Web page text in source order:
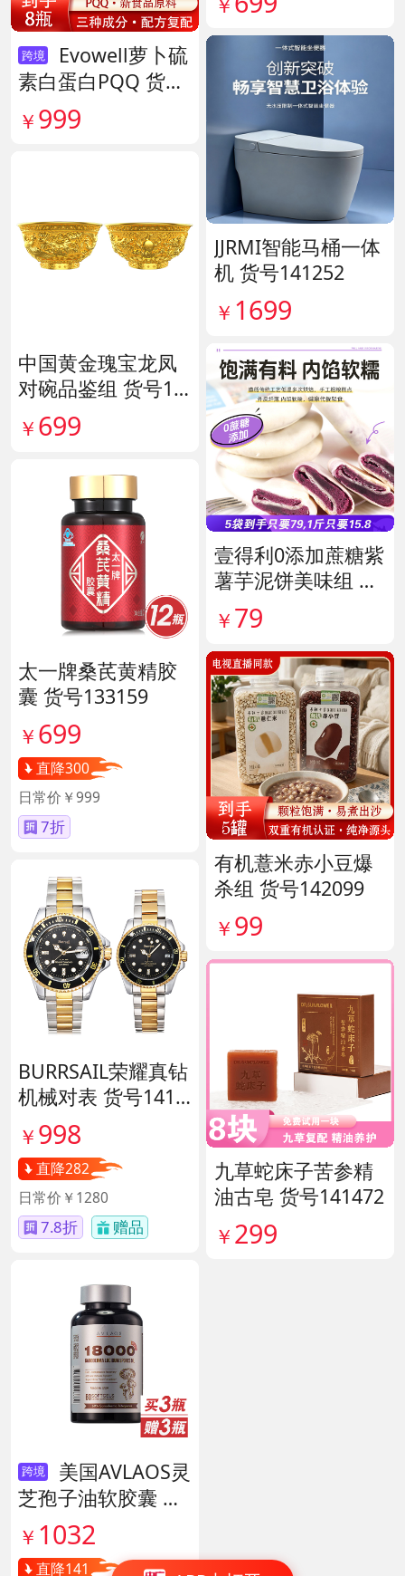
跨境
Evowell萝卜硫
素白蛋白PQQ 货号
142042
￥ 999
中国黄金瑰宝龙凤
对碗品鉴组 货号14
0563
￥ 699
太一牌桑芪黄精胶
囊 货号133159
￥ 699
直降300
日常价￥999
7折
BURRSAIL荣耀真钻
机械对表 货号1412
65
￥ 998
直降282
日常价￥1280
7.8折 赠品
跨境
美国AVLAOS灵
芝孢子油软胶囊 货
号139605
￥ 1032
直降141
JJRMI智能马桶一体
机 货号141252
￥ 1699
壹得利0添加蔗糖紫
薯芋泥饼美味组 货
号141287
￥ 79
有机薏米赤小豆爆
杀组 货号142099
￥ 99
九草蛇床子苦参精
油古皂 货号141472
￥ 299